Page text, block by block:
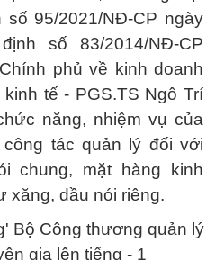
95/2021/NĐ-CP ngày
số 83/2014/NĐ-CP
phủ về kinh doanh
tế - PGS.TS Ngô Trí
năng, nhiệm vụ của
tác quản lý đối với
chung, mặt hàng kinh
xăng, dầu nói riêng.